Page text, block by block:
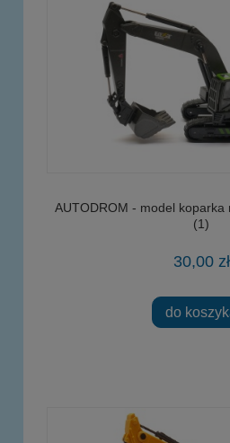
AUTODROM - model koparka
(1)
30,00 zł
do